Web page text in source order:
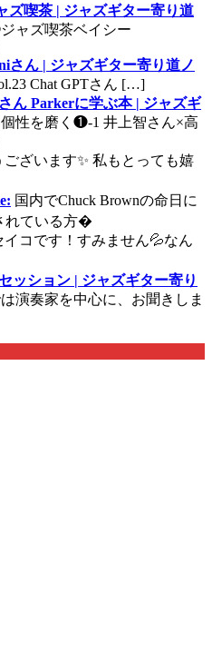
喫茶 | ジャズギター寄り道
ャズ喫茶ベイシー
さん | ジャズギター寄り道ノ
Chat GPTさん […]
ん Parkerに学ぶ本 | ジャズギ
性を磨く❶-1 井上智さん×高
ざいます✨ 私もとっても嬉
国内でChuck Brownの命日に
れている方�
イコです！すみません💦なん
ッション | ジャズギター寄り
演奏家を中心に、お聞きしま